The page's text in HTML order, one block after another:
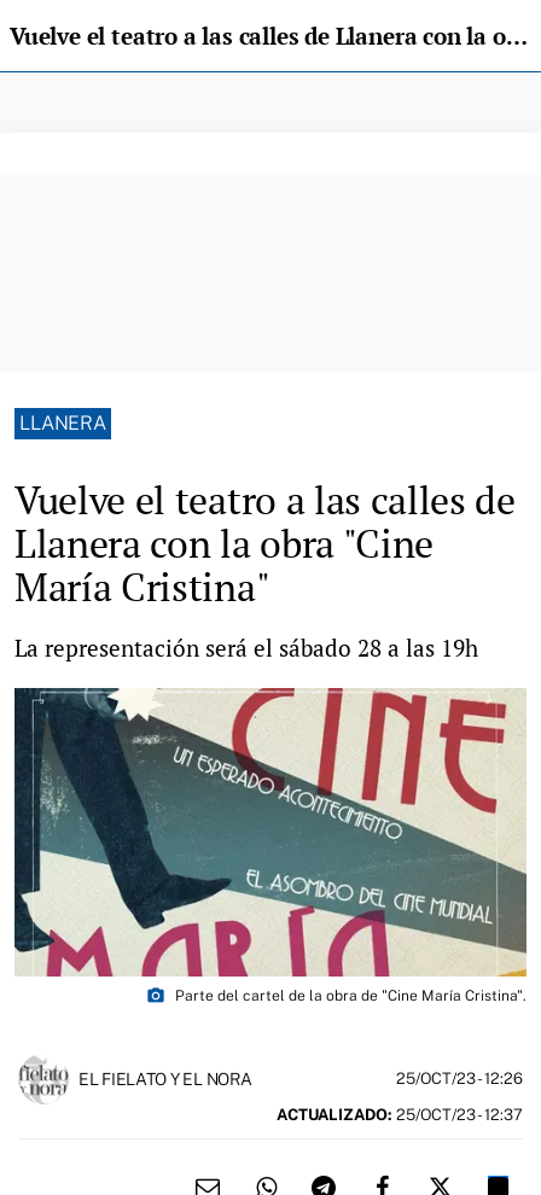
Vuelve el teatro a las calles de Llanera con la obra "Cine María Cristina"
LLANERA
Vuelve el teatro a las calles de
Llanera con la obra "Cine
María Cristina"
La representación será el sábado 28 a las 19h
photo_camera Parte del cartel de la obra de "Cine María Cristina".
EL FIELATO Y EL NORA 25/OCT/23- 12:26
ACTUALIZADO: 25/OCT/23 - 12:37